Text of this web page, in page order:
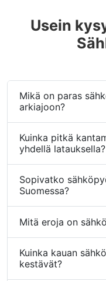
Usein
Mikä on paras
arkiajoon?
Kuinka pitkä
yhdellä latauksella?
Sopivatko
Suomessa?
Mitä eroja on
Kuinka kauan
kestävät?